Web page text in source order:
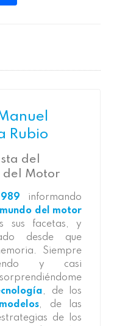
Rubio
del
del Motor
informando
mundo del motor
sus facetas, y
desde que
Siempre
y casi
, de los
, de las
de los